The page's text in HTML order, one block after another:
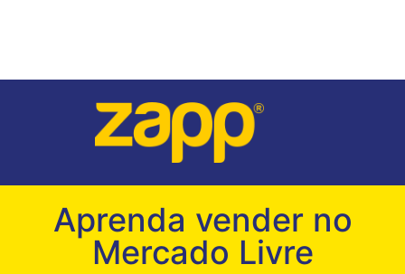
Aprenda vender no
Mercado Livre